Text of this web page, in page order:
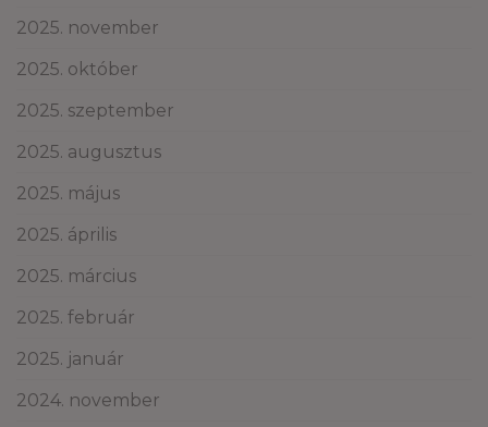
2025. november
2025. október
2025. szeptember
2025. augusztus
2025. május
2025. április
2025. március
2025. február
2025. január
2024. november